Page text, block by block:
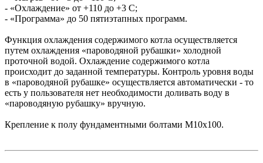
- «Охлаждение» от +110 до +3 С;
- «Программа» до 50 пятиэтапных программ.
Функция охлаждения содержимого котла осуществляется
путем охлаждения «пароводяной рубашки» холодной
проточной водой. Охлаждение содержимого котла
происходит до заданной температуры. Контроль уровня воды
в «пароводяной рубашке» осуществляется автоматически - то
есть у пользователя нет необходимости доливать воду в
«пароводяную рубашку» вручную.
Крепление к полу фундаментными болтами М10х100.